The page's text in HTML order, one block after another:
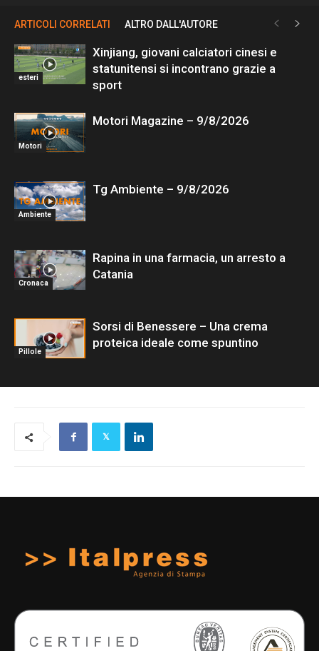
ARTICOLI CORRELATI ALTRO DALL'AUTORE
esteri
Xinjiang, giovani calciatori cinesi e
statunitensi si incontrano grazie a
sport
Motori
Motori Magazine – 9/8/2026
Ambiente
Tg Ambiente – 9/8/2026
Cronaca
Rapina in una farmacia, un arresto a
Catania
Pillole
Sorsi di Benessere – Una crema
proteica ideale come spuntino